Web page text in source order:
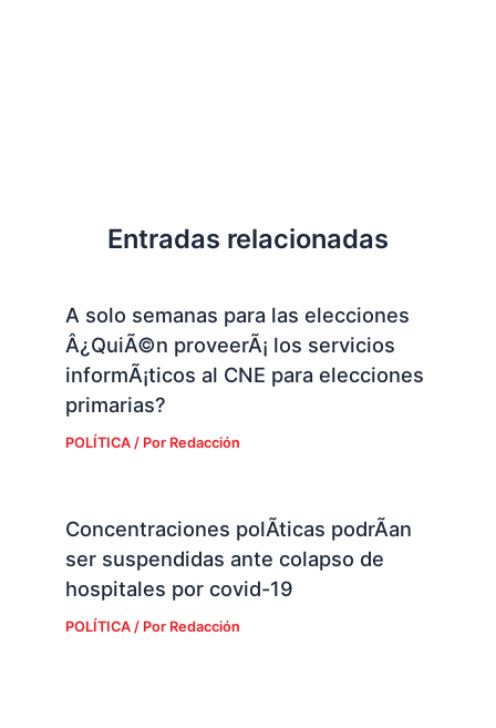
Entradas relacionadas
A solo semanas para las elecciones
Â¿QuiÃ©n proveerÃ¡ los servicios
informÃ¡ticos al CNE para elecciones
primarias?
POLÍTICA/ Por Redacción
Concentraciones polÃ­ticas podrÃ­an
ser suspendidas ante colapso de
hospitales por covid-19
POLÍTICA/ Por Redacción